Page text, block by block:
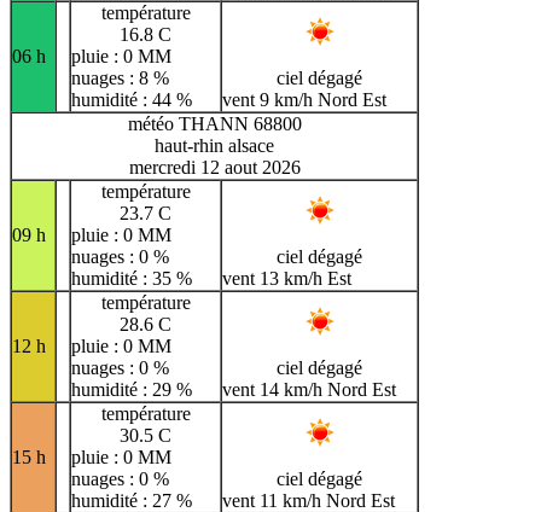
06 h
température
16.8 C
pluie : 0 MM
nuages : 8 %
humidité : 44 %
ciel dégagé
vent 9 km/h Nord Est
météo THANN 68800
haut-rhin alsace
mercredi 12 aout 2026
09 h
température
23.7 C
pluie : 0 MM
nuages : 0 %
humidité : 35 %
ciel dégagé
vent 13 km/h Est
12 h
température
28.6 C
pluie : 0 MM
nuages : 0 %
humidité : 29 %
ciel dégagé
vent 14 km/h Nord Est
15 h
température
30.5 C
pluie : 0 MM
nuages : 0 %
humidité : 27 %
ciel dégagé
vent 11 km/h Nord Est